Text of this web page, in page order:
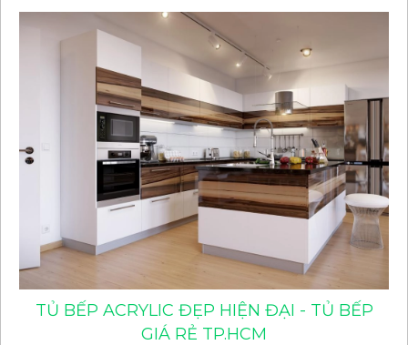
TỦ BẾP ACRYLIC ĐẸP HIỆN ĐẠI - TỦ BẾP
GIÁ RẺ TP.HCM